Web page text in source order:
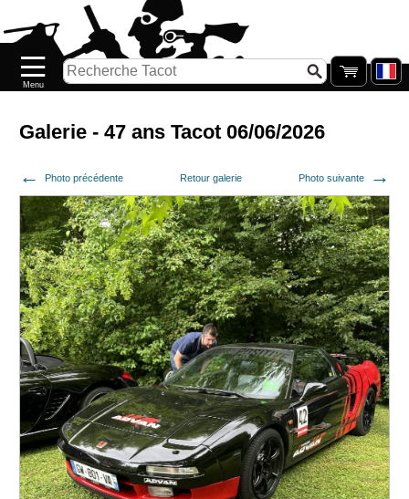
Galerie - 47 ans Tacot 06/06/2026
Photo précédente Retour galerie Photo suivante
Nouveautés
Catalogue/Stock
PETITS
PRIX
Réassort
Seconde
main
Galerie